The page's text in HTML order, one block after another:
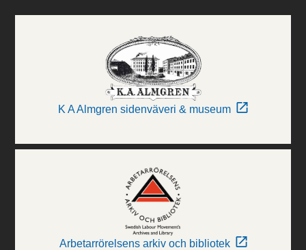
K A Almgren sidenväveri & museum
Arbetarrörelsens arkiv och bibliotek